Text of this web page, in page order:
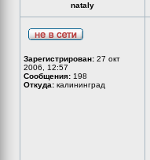
nataly
Зарегистрирован: 27 окт
2006, 12:57
Сообщения: 198
Откуда: калининград